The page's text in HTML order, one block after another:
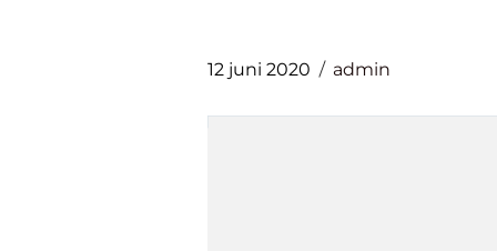
12 juni 2020 admin